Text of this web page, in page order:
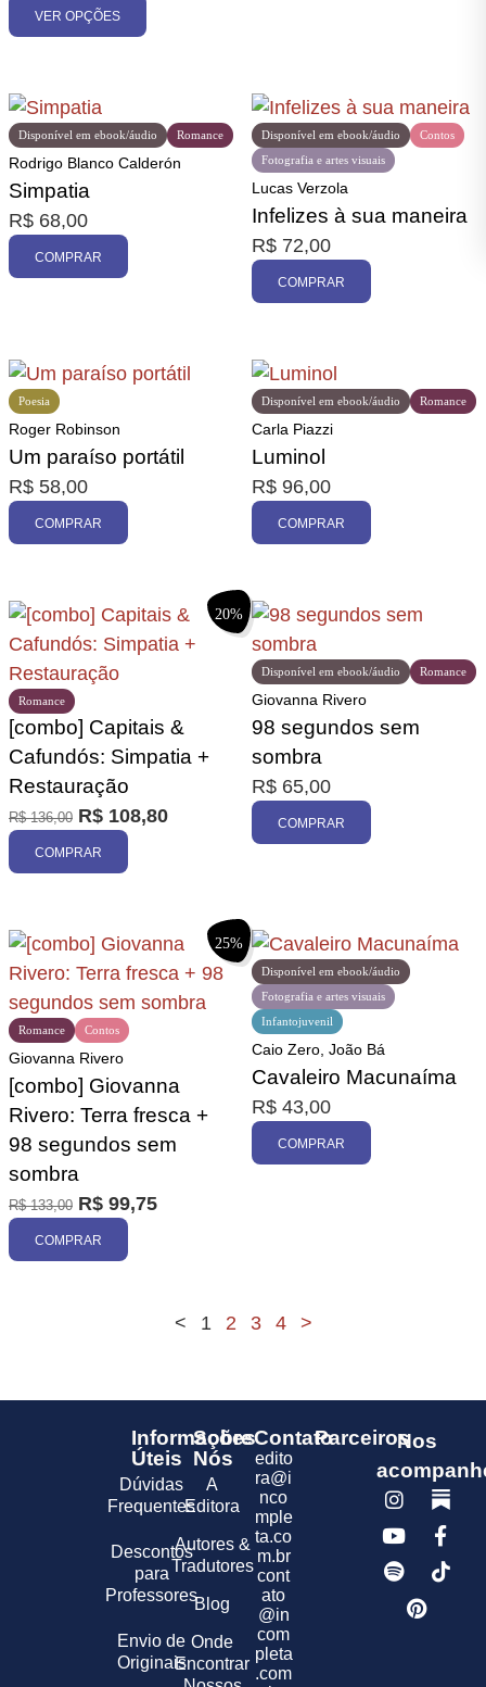
VER OPÇÕES
Disponível em ebook/áudio Romance
Rodrigo Blanco Calderón
Simpatia
R$ 68,00
COMPRAR
Contos
Disponível em ebook/áudio
Fotografia e artes visuais
Lucas Verzola
Infelizes à sua maneira
R$ 72,00
COMPRAR
Poesia
Roger Robinson
Um paraíso portátil
R$ 58,00
COMPRAR
Disponível em ebook/áudio Romance
Carla Piazzi
Luminol
R$ 96,00
COMPRAR
20%
Romance
[combo] Capitais &
Cafundós: Simpatia +
Restauração
R$136,00 R$ 108,80
COMPRAR
Disponível em ebook/áudio Romance
Giovanna Rivero
98 segundos sem
sombra
R$ 65,00
COMPRAR
25%
Contos
Romance
Giovanna Rivero
[combo] Giovanna
Rivero: Terra fresca +
98 segundos sem
sombra
R$133,00 R$ 99,75
COMPRAR
Disponível em ebook/áudio
Fotografia e artes visuais
Infantojuvenil
Caio Zero, João Bá
Cavaleiro Macunaíma
R$ 43,00
COMPRAR
< 1 2 3 4 >
Informações
Úteis
Dúvidas
Frequentes
Descontos
para
Professores
Envio de
Originais
Sobre
Nós
A
Editora
Autores &
Tradutores
Blog
Onde
Encontrar
Contato
edito
ra@i
nco
mple
ta.co
m.br
cont
ato
@in
com
pleta
.com
ParceirosNos